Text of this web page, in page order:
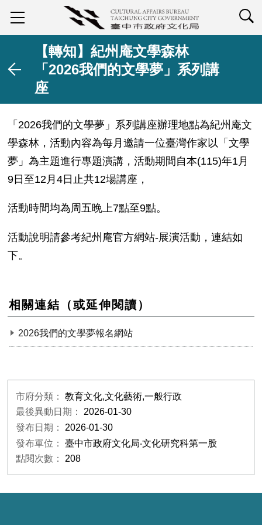
【轉知】紀州庵文學森林
「2026我們的文學夢」系列講
座
「2026我們的文學夢」系列講座辦理地點為紀州庵文
學森林，活動內容為每月邀請一位臺灣作家以「文學
夢」為主題進行專題演講，活動期間自本(115)年1月
9日至12月4日止共12場講座，
活動時間均為周五晚上7點至9點。
活動說明請參考紀州庵官方網站-展演活動，連結如
下。
相關連結（或延伸閱讀）
2026我們的文學夢報名網站
市府分類：教育文化,文化藝術,一般行政
最後異動日期： 2026-01-30
發布日期： 2026-01-30
發布單位：臺中市政府文化局‧文化研究科第一股
點閱次數： 208